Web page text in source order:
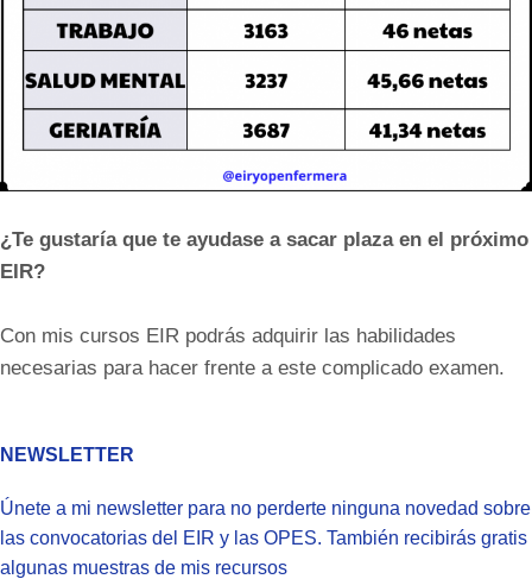
¿Te gustaría que te ayudase a sacar plaza en el próximo
EIR?
Con mis cursos EIR podrás adquirir las habilidades
necesarias para hacer frente a este complicado examen.
NEWSLETTER
Únete a mi newsletter para no perderte ninguna novedad sobre
las convocatorias del EIR y las OPES. También recibirás gratis
algunas muestras de mis recursos